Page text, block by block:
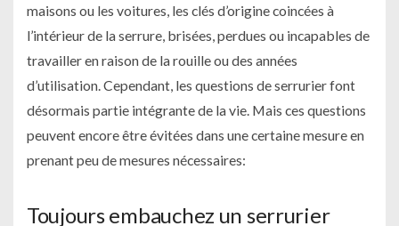
maisons ou les voitures, les clés d’origine coincées à
l’intérieur de la serrure, brisées, perdues ou incapables de
travailler en raison de la rouille ou des années
d’utilisation. Cependant, les questions de serrurier font
désormais partie intégrante de la vie. Mais ces questions
peuvent encore être évitées dans une certaine mesure en
prenant peu de mesures nécessaires:
Toujours embauchez un serrurier